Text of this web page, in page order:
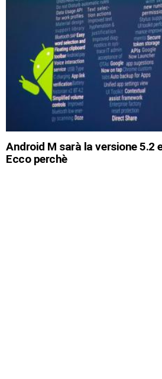
Android M sarà la versione 5.2
Ecco perchè